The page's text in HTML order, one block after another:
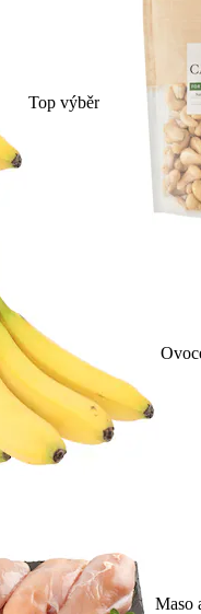
Top výběr
Maso